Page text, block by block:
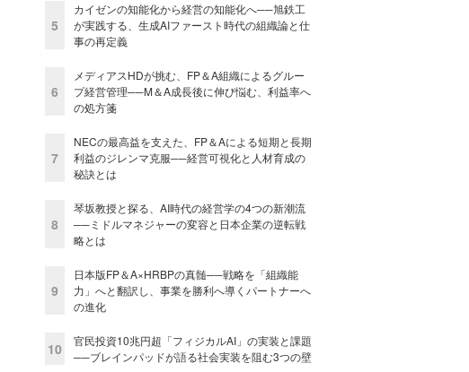
5
カイゼンの知能化から経営の知能化へ──旭鉄工
が実践する、生成AIファースト時代の組織論と仕
事の再定義
6
メディアスHDが挑む、FP＆A組織によるグルー
プ経営管理──M＆A成長後に伸び悩む、利益率へ
の処方箋
7
NECの最高益を支えた、FP＆Aによる短期と長期
利益のジレンマ克服──経営可視化と人材育成の
秘訣とは
8
琴坂教授と探る、AI時代の経営学の4つの新潮流
──ミドルマネジャーの変容と日本企業の逆転戦
略とは
9
日本版FP＆A×HRBPの真髄──戦略を「組織能
力」へと翻訳し、事業を勝利へ導くパートナーへ
の進化
10
官民投資10兆円超「フィジカルAI」の実装と課題
──ブレインパッドが語る社会実装を阻む3つの壁